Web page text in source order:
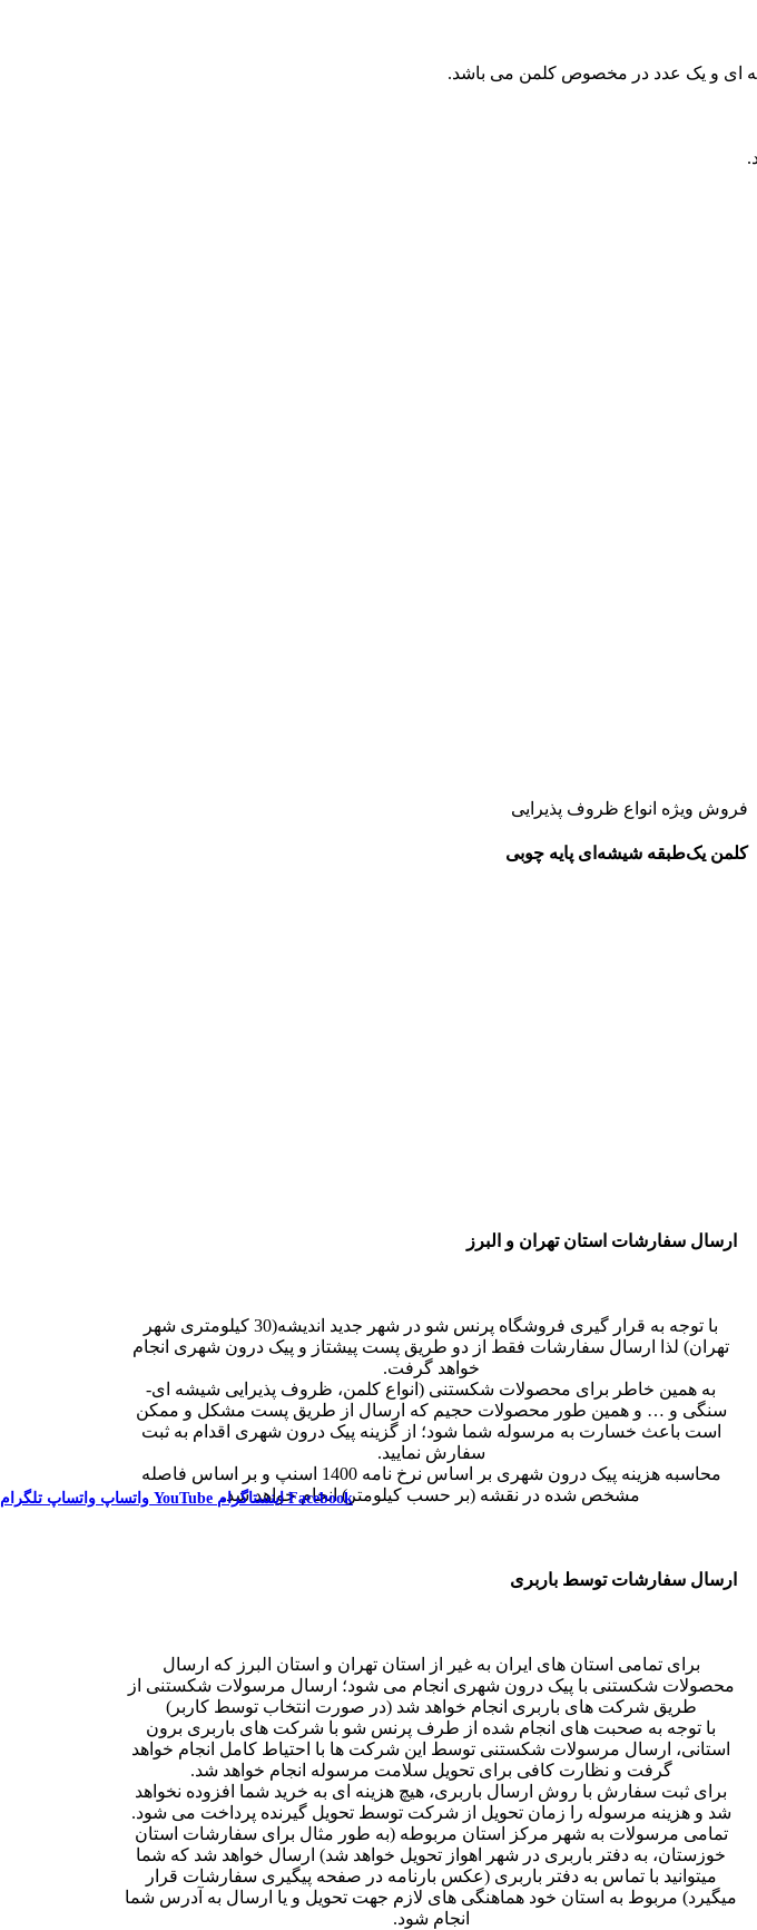
ای و یک عدد در مخصوص کلمن می باشد.
فروش ویژه انواع ظروف پذیرایی
کلمن یک‌طبقه شیشه‌ای پایه چوبی
ارسال سفارشات استان تهران و البرز
با توجه به قرار گیری فروشگاه پرنس شو در شهر جدید اندیشه(30 کیلومتری شهر
تهران) لذا ارسال سفارشات فقط از دو طریق پست پیشتاز و پیک درون شهری انجام
خواهد گرفت.
به همین خاطر برای محصولات شکستنی (انواع کلمن، ظروف پذیرایی شیشه ای-
سنگی و … و همین طور محصولات حجیم که ارسال از طریق پست مشکل و ممکن
است باعث خسارت به مرسوله شما شود؛ از گزینه پیک درون شهری اقدام به ثبت
سفارش نمایید.
محاسبه هزینه پیک درون شهری بر اساس نرخ نامه 1400 اسنپ و بر اساس فاصله
مشخص شده در نقشه (بر حسب کیلومتر) انجام خواهد شد.
ارسال سفارشات توسط باربری
برای تمامی استان های ایران به غیر از استان تهران و استان البرز که ارسال
محصولات شکستنی با پیک درون شهری انجام می شود؛ ارسال مرسولات شکستنی از
طریق شرکت های باربری انجام خواهد شد (در صورت انتخاب توسط کاربر)
با توجه به صحبت های انجام شده از طرف پرنس شو با شرکت های باربری برون
استانی، ارسال مرسولات شکستنی توسط این شرکت ها با احتیاط کامل انجام خواهد
گرفت و نظارت کافی برای تحویل سلامت مرسوله انجام خواهد شد.
برای ثبت سفارش با روش ارسال باربری، هیچ هزینه ای به خرید شما افزوده نخواهد
شد و هزینه مرسوله را زمان تحویل از شرکت توسط تحویل گیرنده پرداخت می شود.
تمامی مرسولات به شهر مرکز استان مربوطه (به طور مثال برای سفارشات استان
خوزستان، به دفتر باربری در شهر اهواز تحویل خواهد شد) ارسال خواهد شد که شما
میتوانید با تماس به دفتر باربری (عکس بارنامه در صفحه پیگیری سفارشات قرار
میگیرد) مربوط به استان خود هماهنگی های لازم جهت تحویل و یا ارسال به آدرس شما
انجام شود.
Facebook اینستاگرام YouTube واتساپ واتساپ تلگرام